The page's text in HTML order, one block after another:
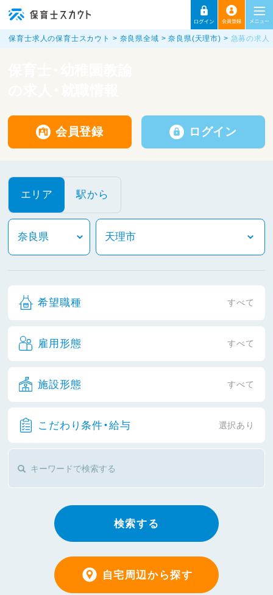
保育士求人の保育士スカウト 奈良県全域 奈良県(天理市) 急募の求人
会員登録 ログイン
エリア 駅から
希望職種 すべて
雇用形態 すべて
施設形態 すべて
こだわり条件・給与 選択あり
検索する
自宅周辺から探す